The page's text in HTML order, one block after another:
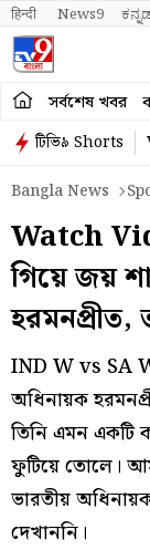
हिन्दी News9 ಕನ್ನಡ
সর্বশেষ খবর
টিভি৯ Shorts
Bangla News
Watch
গিয়ে জয়
IND W vs SA
অধিনায়ক
তিনি এমন একটি
ফুটিয়ে তোলে।
ভারতীয়
দেখাননি।